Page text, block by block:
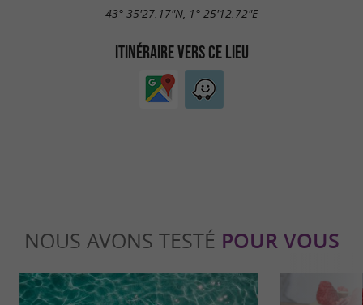
43° 35'27.17"N, 1° 25'12.72"E
ITINÉRAIRE VERS CE LIEU
NOUS AVONS TESTÉ POUR VOUS